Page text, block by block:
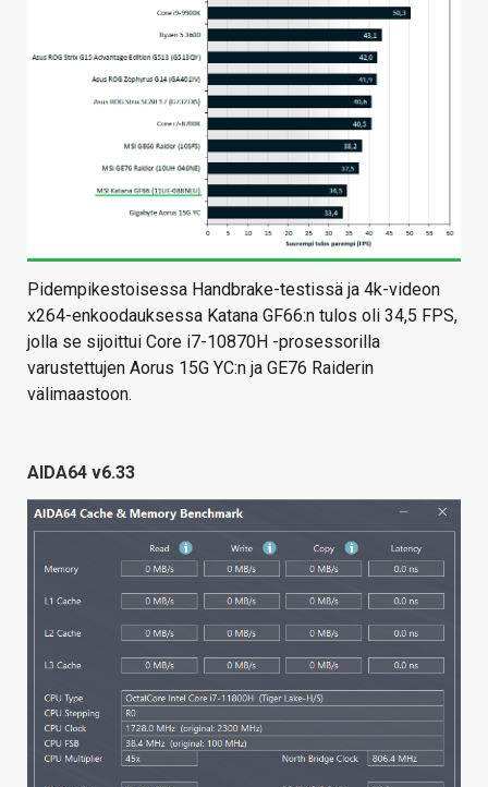
Pidempikestoisessa Handbrake-testissä ja 4k-videon
x264-enkoodauksessa Katana GF66:n tulos oli 34,5 FPS,
jolla se sijoittui Core i7-10870H -prosessorilla
varustettujen Aorus 15G YC:n ja GE76 Raiderin
välimaastoon.
AIDA64 v6.33